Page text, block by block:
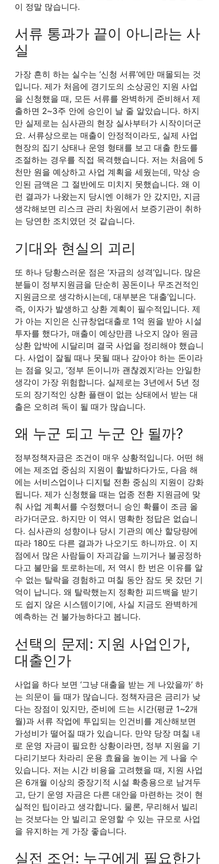
이 정말 많습니다.
서류 통과가 끝이 아니라는 사
실
가장 흔히 하는 실수는 ‘신청 서류’에만 매몰되는 것
입니다. 제가 처음에 경기도의 소상공인 지원 사업
을 신청했을 때, 모든 서류를 완벽하게 준비해서 제
출하면 2~3주 안에 승인이 날 줄 알았습니다. 하지
만 실제로는 심사관의 현장 실사부터가 시작이더군
요. 서류상으로는 매출이 안정적이라도, 실제 사업
현장의 집기 상태나 운영 형태를 보고 대출 한도를
조절하는 경우를 직접 목격했습니다. 저는 처음에 5
천만 원을 예상하고 사업 계획을 세웠는데, 막상 승
인된 금액은 그 절반에도 미치지 못했습니다. 왜 이
런 결과가 나왔는지 당시엔 이해가 안 갔지만, 지금
생각해보면 리스크 관리 차원에서 보증기관이 취하
는 당연한 조치였던 것 같습니다.
기대와 현실의 괴리
또 하나 당황스러운 점은 ‘자금의 성격’입니다. 많은
분들이 정부지원금을 단순히 꽁돈이나 무조건적인
지원금으로 생각하시는데, 대부분은 ‘대출’입니다.
즉, 이자가 발생하고 상환 계획이 필수적입니다. 제
가 아는 지인은 신규창업대출로 1억 원을 받아 시설
투자를 했다가, 매출이 예상만큼 나오지 않아 원금
상환 압박에 시달리며 결국 사업을 정리해야 했습니
다. 사업이 잘될 때나 못될 때나 갚아야 하는 돈이라
는 점을 잊고, ‘정부 돈이니까 괜찮겠지’라는 안일한
생각이 가장 위험합니다. 실제로는 3년에서 5년 정
도의 장기적인 상환 플랜이 없는 상태에서 받는 대
출은 오히려 독이 될 때가 많습니다.
왜 누군 되고 누군 안 될까?
정부정책자금은 조건이 매우 상황적입니다. 어떤 해
에는 제조업 중심의 지원이 활발하다가도, 다음 해
에는 서비스업이나 디지털 전환 중심의 지원이 강화
됩니다. 제가 신청했을 때는 업종 전환 지원금에 맞
춰 사업 계획서를 수정했더니 승인 확률이 조금 올
라가더군요. 하지만 이 역시 명확한 정답은 없습니
다. 심사관의 성향이나 당시 기관의 예산 할당량에
따라 180도 다른 결과가 나오기도 하니까요. 이 지
점에서 많은 사람들이 자괴감을 느끼거나 불공정하
다고 불만을 토로하는데, 저 역시 한 번은 이유를 알
수 없는 탈락을 경험하고 며칠 동안 잠도 못 잤던 기
억이 납니다. 왜 탈락했는지 정확한 피드백을 받기
도 쉽지 않은 시스템이기에, 사실 지금도 완벽하게
예측하는 건 불가능하다고 봅니다.
선택의 문제: 지원 사업인가,
대출인가
사업을 하다 보면 ‘그냥 대출을 받는 게 나았을까’ 하
는 의문이 들 때가 많습니다. 정책자금은 금리가 낮
다는 장점이 있지만, 준비에 드는 시간(평균 1~2개
월)과 서류 작업에 투입되는 인건비를 계산해보면
가성비가 떨어질 때가 있습니다. 만약 당장 며칠 내
로 운영 자금이 필요한 상황이라면, 정부 지원을 기
다리기보다 차라리 운용 효율을 높이는 게 나을 수
있습니다. 저는 시간 비용을 고려했을 때, 지원 사업
은 6개월 이상의 중장기적 시설 확충용으로 남겨두
고, 단기 운영 자금은 다른 대안을 마련하는 것이 현
실적인 팁이라고 생각합니다. 물론, 무리해서 빌리
는 것보다는 안 빌리고 운영할 수 있는 규모로 사업
을 유지하는 게 가장 좋습니다.
실전 조언: 누구에게 필요한가